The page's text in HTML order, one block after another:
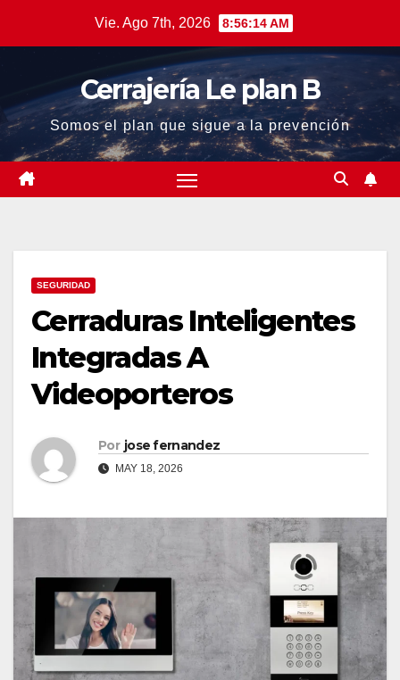
Vie. Ago 7th, 2026 8:56:15 AM
Cerrajería Le plan B
Somos el plan que sigue a la prevención
SEGURIDAD
Cerraduras Inteligentes
Integradas A
Videoporteros
Por jose fernandez
MAY 18, 2026